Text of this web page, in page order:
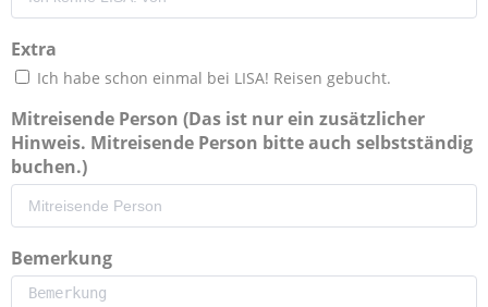
Extra
Ich habe schon einmal bei LISA! Reisen gebucht.
Mitreisende Person (Das ist nur ein zusätzlicher
Hinweis. Mitreisende Person bitte auch selbstständig
buchen.)
Bemerkung